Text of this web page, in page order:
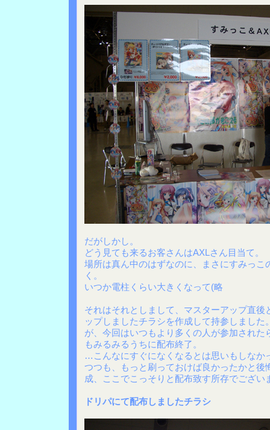
だがしかし。
どう見ても来るお客さんはAXLさん目当て。
場所は真ん中のはずなのに、まさにすみっこ
く。
いつか電柱くらい大きくなって(略
それはそれとしまして、マスターアップ直後
ップしましたチラシを作成して持参しました
が、今回はいつもより多くの人が参加された
もみるみるうちに配布終了。
…こんなにすぐになくなるとは思いもしなか
つつも、もっと刷っておけば良かったかと後
成、ここでこっそりと配布致す所存でござい
ドリパにて配布しましたチラシ